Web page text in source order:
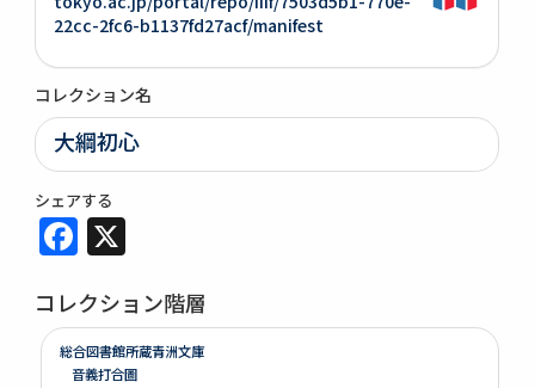
22cc-2fc6-b1137fd27acf/manifest
コレクション名
大綱初心
シェアする
Facebook
コレクション階層
総合図書館所蔵青洲文庫
音義打合圖